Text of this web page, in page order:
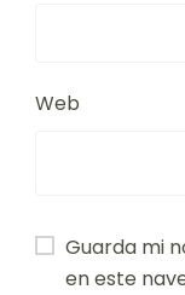
Web
Guarda mi
en este